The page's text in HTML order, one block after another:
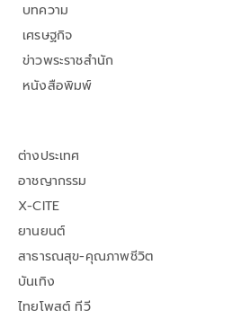
บทความ
เศรษฐกิจ
ข่าวพระราชสำนัก
หนังสือพิมพ์
ต่างประเทศ
อาชญากรรม
X-CITE
ยานยนต์
สาธารณสุข-คุณภาพชีวิต
บันเทิง
ไทยโพสต์ ทีวี